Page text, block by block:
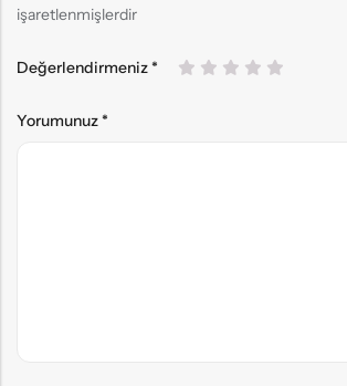
işaretlenmişlerdir
Değerlendirmeniz*
Yorumunuz*